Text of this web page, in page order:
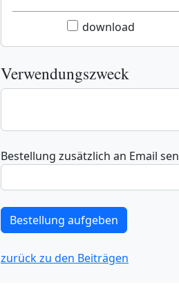
download
Verwendungszweck
Bestellung zusätzlich an Email
zurück zu den Beiträgen